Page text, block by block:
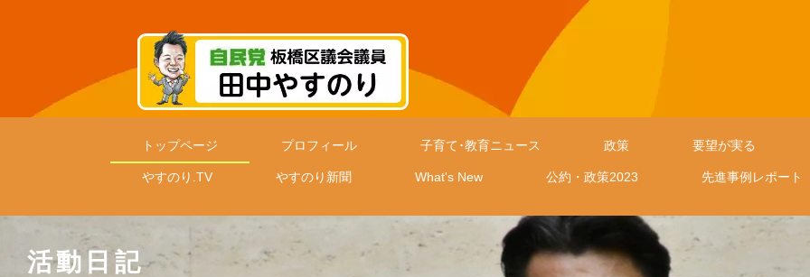
トップページ プロフィール 子育て･教育ニュース 政策 要望が実る
やすのり.TV やすのり新聞 What's New 公約・政策2023 先進事例レポート
活動日記